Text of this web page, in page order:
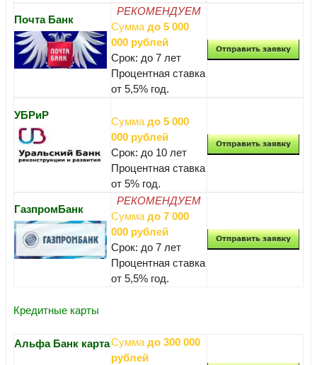
Почта Банк
РЕКОМЕНДУЕМ
Сумма до 5 000
000 рублей
Срок: до 7 лет
Процентная ставка
от 5,5% год.
УБРиР
Сумма до 5 000
000 рублей
Срок: до 10 лет
Процентная ставка
от 5% год.
ГазпромБанк
РЕКОМЕНДУЕМ
Сумма до 7 000
000 рублей
Срок: до 7 лет
Процентная ставка
от 5,5% год.
Кредитные карты
Альфа Банк картаСумма до 300 000
рублей